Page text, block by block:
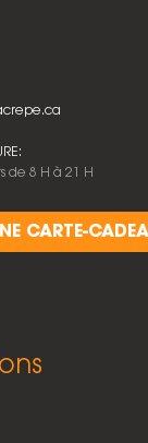
de 8 H à 21 H
CARTE-